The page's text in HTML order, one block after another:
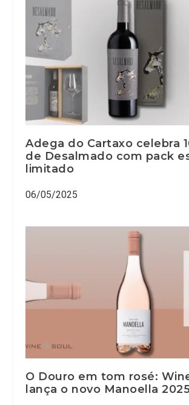
Adega do Cartaxo celebra
de Desalmado com pack
limitado
06/05/2025
O Douro em tom rosé:
lança o novo Manoella